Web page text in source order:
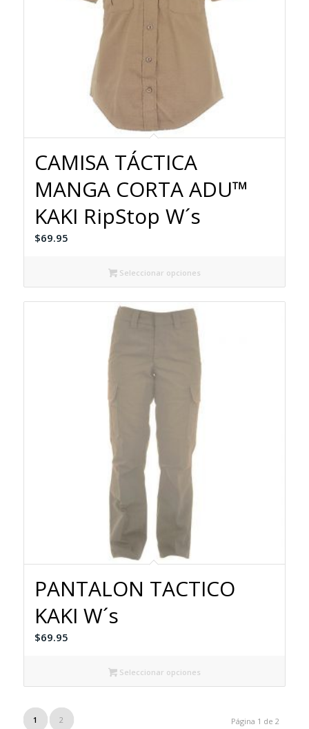
CAMISA TÁCTICA
MANGA CORTA ADU™
KAKI RipStop W´s
$69.95
Seleccionar opciones
PANTALON TACTICO
KAKI W´s
$69.95
Seleccionar opciones
Página 1 de 2
1 2